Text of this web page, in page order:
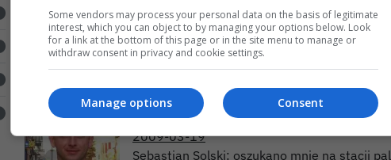
2013-04-10
2009-03-19
Sebastian Solski: oszukano mnie na stacji
Some vendors may process your personal data on the basis of legitimate
interest, which you can object to by managing your options below. Look
for a link at the bottom of this page or in the site menu to manage or
withdraw consent in privacy and cookie settings.
Consent
Manage options